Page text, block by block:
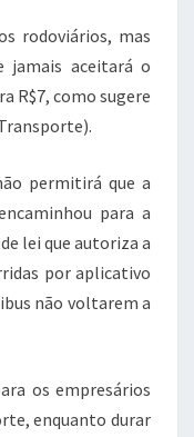
rodoviários, mas
jamais aceitará o
R$7, como sugere
permitirá que a
para a
lei que autoriza a
por aplicativo
não voltarem a
os empresários
enquanto durar